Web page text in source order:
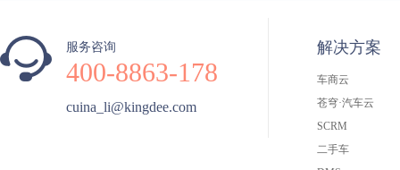
服务咨询
400-8863-178
cuina_li@kingdee.com
解决方案
车商云
苍穹·汽车云
SCRM
二手车